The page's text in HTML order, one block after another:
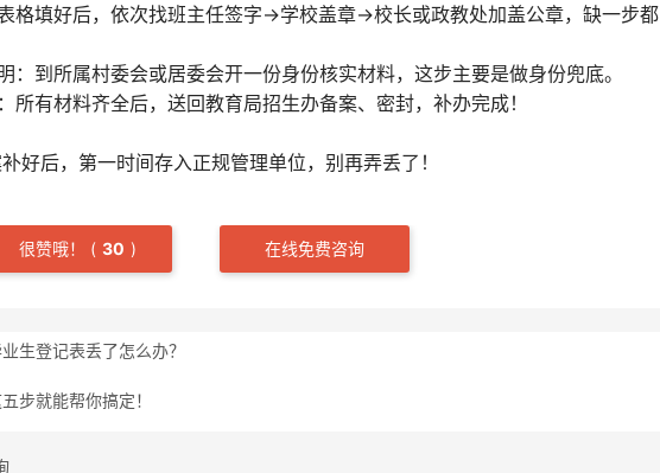
填好后，依次找班主任签字→学校盖章→校长或政教处加盖公章，缺一步都
到所属村委会或居委会开一份身份核实材料，这步主要是做身份兜底。
有材料齐全后，送回教育局招生办备案、密封，补办完成！
好后，‌第一时间存入正规管理单位‌，别再弄丢了！
很赞哦！ ( 30 ) 在线免费咨询
生登记表丢了怎么办？
步就能帮你搞定！